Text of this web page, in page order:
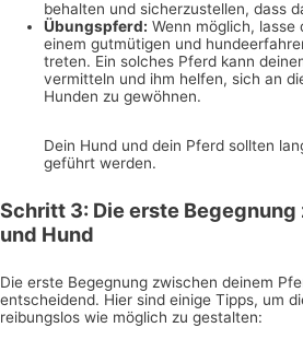
behalten und sicherzustellen, dass
Übungspferd: Wenn möglich,
einem gutmütigen und
treten. Ein solches Pferd kann
vermitteln und ihm helfen, sich an
Hunden zu gewöhnen.
Dein Hund und dein Pferd sollten
geführt werden.
Schritt 3: Die erste
und Hund
Die erste Begegnung zwischen deinem
entscheidend. Hier sind einige Tipps, um
reibungslos wie möglich zu gestalten: